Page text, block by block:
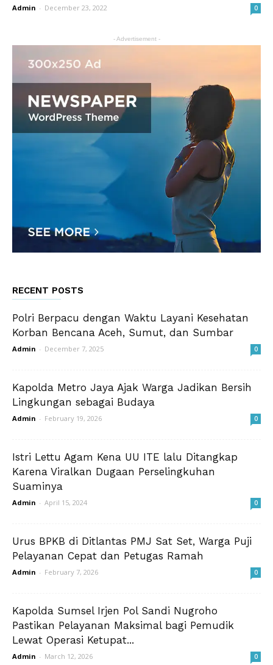
Admin - December 23, 2022 0
- Advertisement -
RECENT POSTS
Polri Berpacu dengan Waktu Layani Kesehatan
Korban Bencana Aceh, Sumut, dan Sumbar
Admin - December 7, 2025 0
Kapolda Metro Jaya Ajak Warga Jadikan Bersih
Lingkungan sebagai Budaya
Admin - February 19, 2026 0
Istri Lettu Agam Kena UU ITE lalu Ditangkap
Karena Viralkan Dugaan Perselingkuhan
Suaminya
Admin - April 15, 2024 0
Urus BPKB di Ditlantas PMJ Sat Set, Warga Puji
Pelayanan Cepat dan Petugas Ramah
Admin - February 7, 2026 0
Kapolda Sumsel Irjen Pol Sandi Nugroho
Pastikan Pelayanan Maksimal bagi Pemudik
Lewat Operasi Ketupat...
Admin - March 12, 2026 0